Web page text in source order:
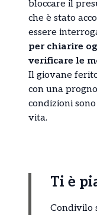
bloccare il
che è stato
essere
per chiarire
verificare le
Il giovane
con una
condizioni
vita.
Ti è
Condivilo